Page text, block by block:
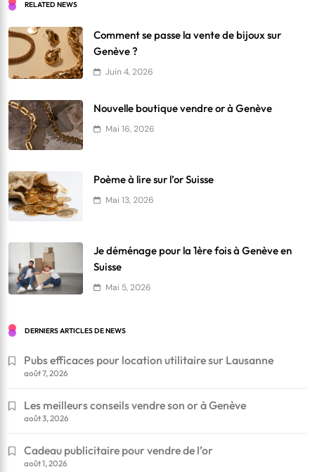
RELATED NEWS
Comment se passe la vente de bijoux sur
Genève ?
Juin 4, 2026
Nouvelle boutique vendre or à Genève
Mai 16, 2026
Poème à lire sur l’or Suisse
Mai 13, 2026
Je déménage pour la 1ère fois à Genève en
Suisse
Mai 5, 2026
DERNIERS ARTICLES DE NEWS
Pubs efficaces pour location utilitaire sur Lausanne
août 7, 2026
Les meilleurs conseils vendre son or à Genève
août 3, 2026
Cadeau publicitaire pour vendre de l’or
août 1, 2026